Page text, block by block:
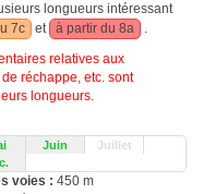
longueurs intéressant
7c et à partir du 8a
.
relatives aux
réchappe, etc. sont
longueurs.
Juin
Juillet
voies : 450 m